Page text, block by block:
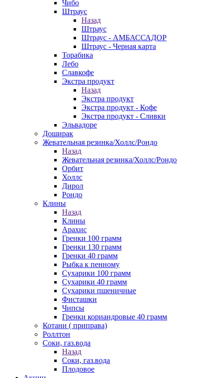
Чибо
Штраус
Назад
Штраус
Штраус - АМБАССАДОР
Штраус - Черная карта
Торабика
Лебо
Славкофе
Экстра продукт
Назад
Экстра продукт
Экстра продукт - Кофе
Экстра продукт - Сливки
Эльвадоре
Доширак
Жевательная резинка/Холлс/Рондо
Назад
Жевательная резинка/Холлс/Рондо
Орбит
Холлс
Дирол
Рондо
Клины
Назад
Клины
Арахис
Гренки 100 грамм
Гренки 130 грамм
Гренки 40 грамм
Рыбка к пенному
Сухарики 100 грамм
Сухарики 40 грамм
Сухарики пшеничные
Фисташки
Чипсы
Гренки кориандровые 40 грамм
Котани ( приправа)
Роллтон
Соки, газ.вода
Назад
Соки, газ.вода
Плодовое